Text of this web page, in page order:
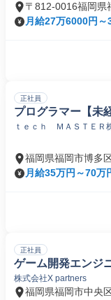
〒812-0016福岡県
月給27万6000円～
正社員
プログラマー【未
ｔｅｃｈ ＭＡＳＴＥＲ
福岡県福岡市博多
月給35万円～70万
正社員
ゲーム開発エンジ
株式会社X partners
福岡県福岡市中央